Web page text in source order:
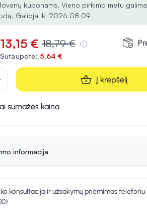
kuponams. Vieno pirkimo metu
Galioja iki 2026 08 09
13,15 € 18,79 €
Sutaupote: 5,64 €
Į krepšelį
sumažės kaina
informacija
konsultacija ir užsakymų priėmimas